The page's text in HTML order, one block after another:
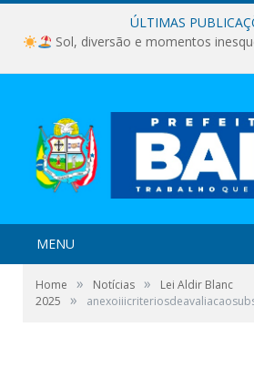
ÚLTIMAS
Sol, diversão e momentos
MENU
Home » Notícias »
Lei Aldir Blanc
2025
»